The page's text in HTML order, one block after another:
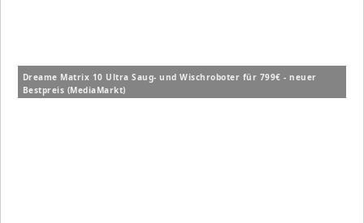
Dreame Matrix 10 Ultra Saug- und Wischroboter für 799€ - neuer
Bestpreis (MediaMarkt)